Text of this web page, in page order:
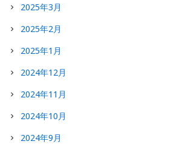
2025年3月
2025年2月
2025年1月
2024年12月
2024年11月
2024年10月
2024年9月